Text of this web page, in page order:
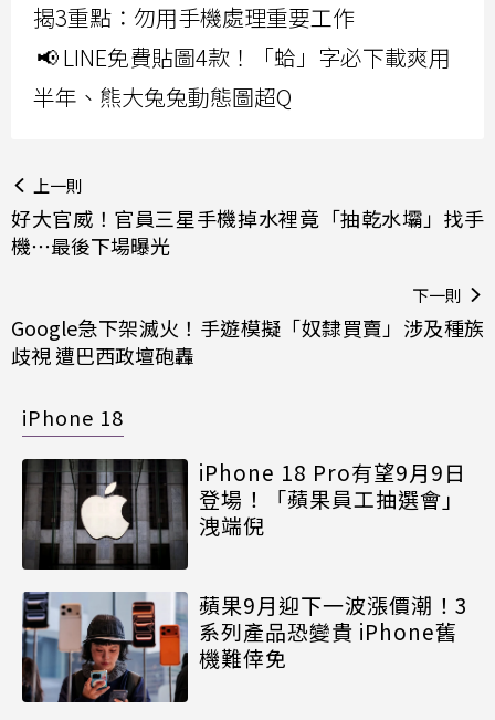
揭3重點：勿用手機處理重要工作
📢 LINE免費貼圖4款！「蛤」字必下載爽用
半年、熊大兔兔動態圖超Q
上一則
好大官威！官員三星手機掉水裡竟「抽乾水壩」找手
機⋯最後下場曝光
下一則
Google急下架滅火！手遊模擬「奴隸買賣」涉及種族
歧視 遭巴西政壇砲轟
iPhone 18
iPhone 18 Pro有望9月9日
登場！「蘋果員工抽選會」
洩端倪
蘋果9月迎下一波漲價潮！3
系列產品恐變貴 iPhone舊
機難倖免